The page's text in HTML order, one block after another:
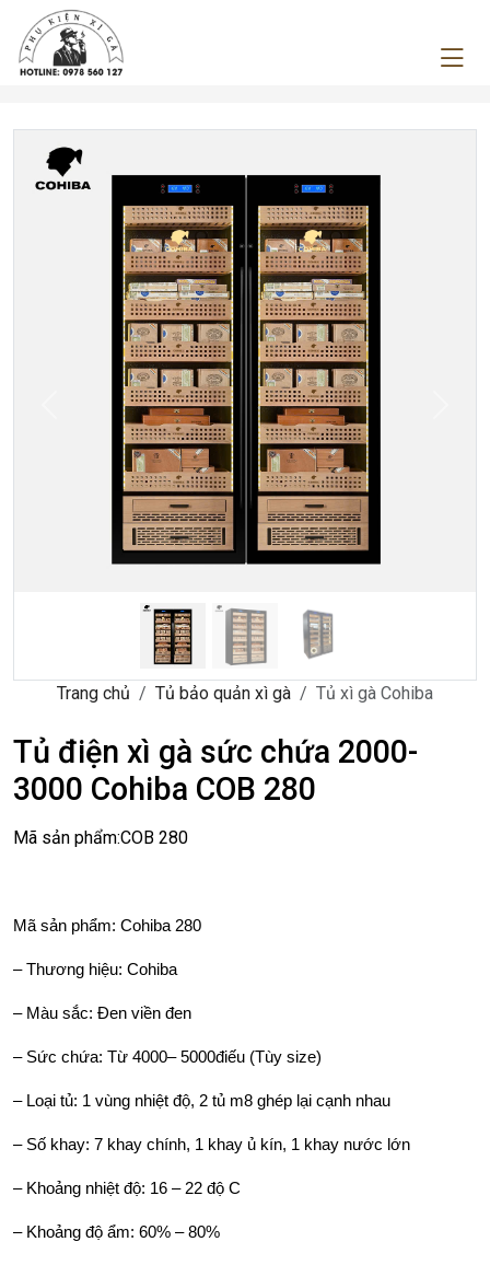
Trang chủ Tủ bảo quản xì gà Tủ xì gà Cohiba
Tủ điện xì gà sức chứa 2000-
3000 Cohiba COB 280
Mã sản phẩm:COB 280
Mã sản phẩm: Cohiba 280
– Thương hiệu: Cohiba
– Màu sắc: Đen viền đen
– Sức chứa: Từ 4000– 5000điếu (Tùy size)
– Loại tủ: 1 vùng nhiệt độ, 2 tủ m8 ghép lại cạnh nhau
– Số khay: 7 khay chính, 1 khay ủ kín, 1 khay nước lớn
– Khoảng nhiệt độ: 16 – 22 độ C
– Khoảng độ ẩm: 60% – 80%